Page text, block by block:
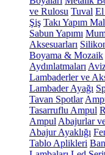
ve Rulosu Tuval El
Şiş Takı Yapım
Sabun Yapımı
Aksesuarları
Boyama & Mozaik
Aydınlatmaları
Lambaderler ve
Lambader Ayağı
Tavan Spotlar
Tasarruflu Ampul
Ampul Abajurlar
Abajur Ayaklığı
Tablo Aplikleri